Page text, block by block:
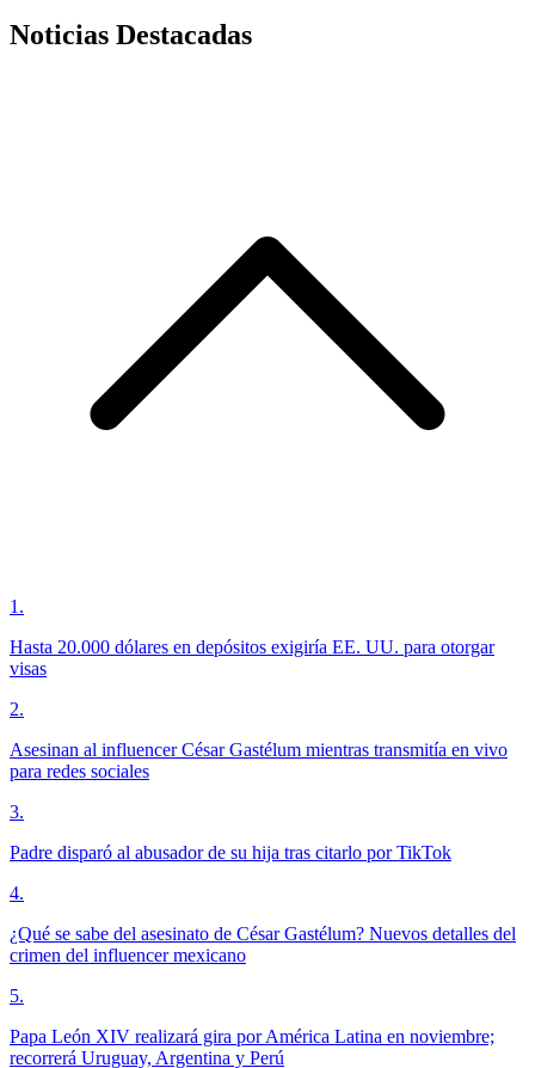
Noticias Destacadas
1 .
Hasta 20.000 dólares en depósitos exigiría EE. UU. para otorgar
visas
2.
Asesinan al influencer César Gastélum mientras transmitía en vivo
para redes sociales
3.
Padre disparó al abusador de su hija tras citarlo por TikTok
4.
¿Qué se sabe del asesinato de César Gastélum? Nuevos detalles del
crimen del influencer mexicano
5.
Papa León XIV realizará gira por América Latina en noviembre;
recorrerá Uruguay, Argentina y Perú